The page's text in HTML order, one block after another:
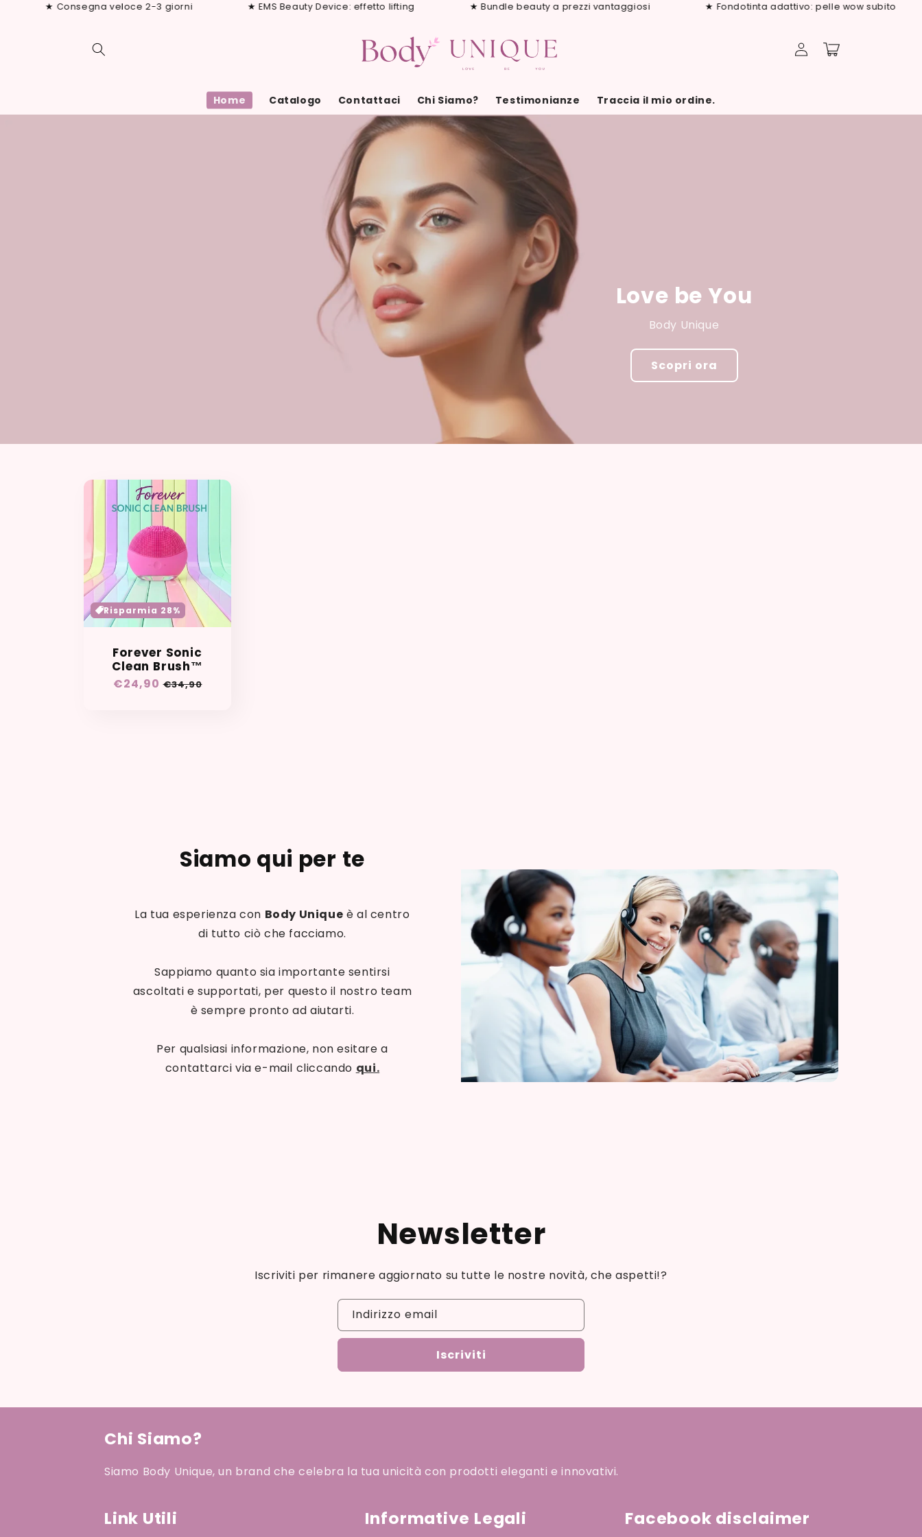
★ Consegna veloce 2-3 giorni ★ EMS Beauty Device: effetto lifting ★ Bundle beauty a prezzi vantaggiosi ★ Fondotinta adattivo: pelle wow subito
Home Catalogo Contattaci Chi Siamo? Testimonianze Traccia il mio ordine.
Accedi Carrello
Love be You
Body Unique
Scopri ora
Risparmia 28%
Forever Sonic
Clean Brush™️
Prezzo
€24,90 Prezzo
€34,90
Siamo qui per te
La tua esperienza con Body Unique è al centro
di tutto ciò che facciamo.
Sappiamo quanto sia importante sentirsi
ascoltati e supportati, per questo il nostro team
è sempre pronto ad aiutarti.
Per qualsiasi informazione, non esitare a
contattarci via e-mail cliccando qui.
Newsletter
Iscriviti per rimanere aggiornato su tutte le nostre novità, che aspetti!?
Indirizzo email
Iscriviti
Chi Siamo?
Siamo Body Unique, un brand che celebra la tua unicità con prodotti eleganti e innovativi.
Link Utili Informative Legali Facebook disclaimer